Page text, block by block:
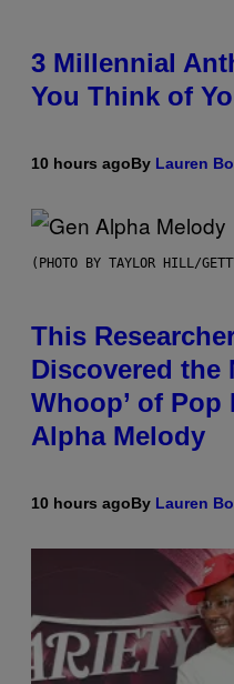
3 Millennial
You Think of
10 hours agoBy Lauren
(PHOTO BY TAYLOR HILL/
This
Discovered the
Whoop’ of Pop
Alpha Melody
10 hours agoBy Lauren